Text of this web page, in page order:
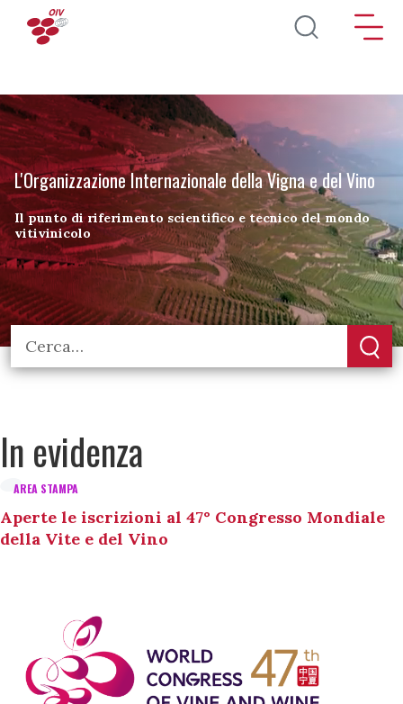
Salta al contenuto principale
L'Organizzazione Internazionale della Vigna e del Vino
Il punto di riferimento scientifico e tecnico del mondo
vitivinicolo
In evidenza
AREA STAMPA
Aperte le iscrizioni al 47° Congresso Mondiale
della Vite e del Vino